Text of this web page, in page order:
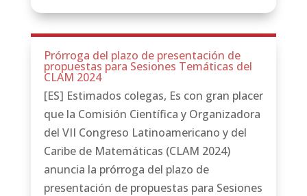
Prórroga del plazo de presentación de
propuestas para Sesiones Temáticas del
CLAM 2024
[ES] Estimados colegas, Es con gran placer
que la Comisión Científica y Organizadora
del VII Congreso Latinoamericano y del
Caribe de Matemáticas (CLAM 2024)
anuncia la prórroga del plazo de
presentación de propuestas para Sesiones